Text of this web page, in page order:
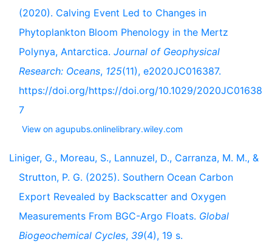
(2020). Calving Event Led to Changes in
Phytoplankton Bloom Phenology in the Mertz
Polynya, Antarctica. Journal of Geophysical
Research: Oceans, 125(11), e2020JC016387.
https://doi.org/https://doi.org/10.1029/2020JC01638
7
View on agupubs.onlinelibrary.wiley.com
Liniger, G., Moreau, S., Lannuzel, D., Carranza, M. M., &
Strutton, P. G. (2025). Southern Ocean Carbon
Export Revealed by Backscatter and Oxygen
Measurements From BGC-Argo Floats. Global
Biogeochemical Cycles, 39(4), 19 s.